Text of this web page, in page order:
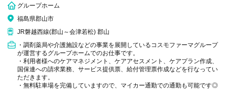
グループホーム
福島県郡山市
JR磐越西線(郡山～会津若松) 郡山
・調剤薬局や介護施設などの事業を展開しているコスモファーマグループ
が運営するグループホームでのお仕事です。
・利用者様へのケアマネジメント、ケアアセスメント、ケアプラン作成、
国保連への請求業務、サービス提供票、給付管理票作成などを行なってい
ただきます。
・無料駐車場を完備していますので、マイカー通勤での通勤も可能です◎